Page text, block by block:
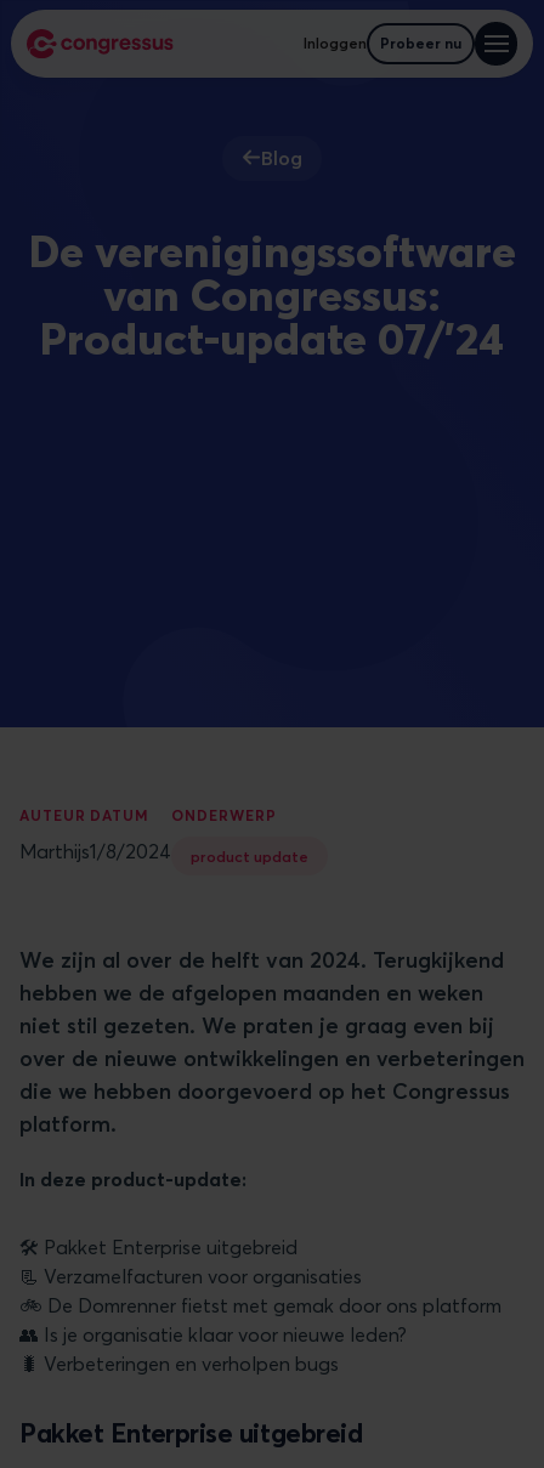
Inloggen Probeer nu
Blog
De verenigingssoftware
van Congressus:
Product-update 07/'24
AUTEUR
Marthijs
DATUM
1/8/2024
ONDERWERP
product update
We zijn al over de helft van 2024. Terugkijkend
hebben we de afgelopen maanden en weken
niet stil gezeten. We praten je graag even bij
over de nieuwe ontwikkelingen en verbeteringen
die we hebben doorgevoerd op het Congressus
platform.
In deze product-update:
🛠️ Pakket Enterprise uitgebreid
📃 Verzamelfacturen voor organisaties
🚲 De Domrenner fietst met gemak door ons platform
👥 Is je organisatie klaar voor nieuwe leden?
🐛 Verbeteringen en verholpen bugs
Pakket Enterprise uitgebreid